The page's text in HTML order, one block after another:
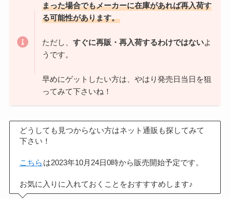
まった場合でもメーカーに在庫があれば再入荷す
る可能性があります。
ただし、 すぐに再販・再入荷するわけではないよ
うです。
早めにゲットしたい方は、やはり発売日当日を狙
ってみて下さいね！
どうしても見つからない方はネット通販も探してみて
下さい！
こちら は2023年10月24日0時から販売開始予定です。
お気に入りに入れておくことをおすすすめします♪